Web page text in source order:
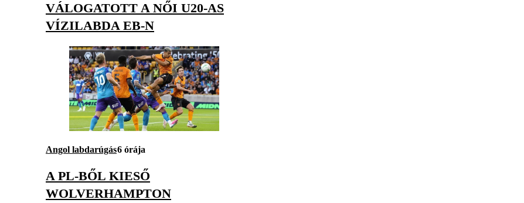
VÁLOGATOTT A NŐI U20-AS
VÍZILABDA EB-N
Angol labdarúgás6 órája
A PL-BŐL KIESŐ
WOLVERHAMPTON